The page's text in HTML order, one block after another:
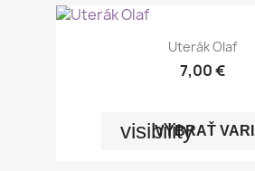
Uterák Olaf
7,00 €
visibility
VYBRAŤ